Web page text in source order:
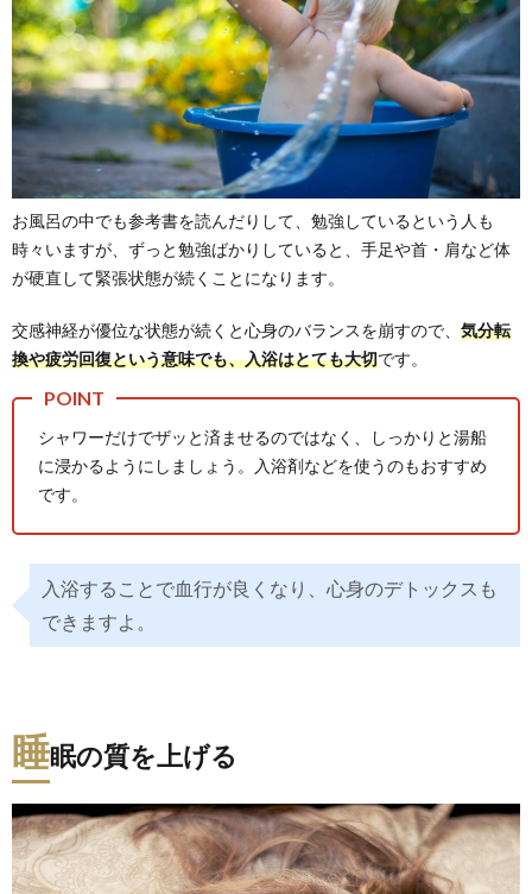
お風呂の中でも参考書を読んだりして、勉強しているという人も
時々いますが、ずっと勉強ばかりしていると、手足や首・肩など体
が硬直して緊張状態が続くことになります。
交感神経が優位な状態が続くと心身のバランスを崩すので、 気分転
換や疲労回復という意味でも、入浴はとても大切です。
シャワーだけでザッと済ませるのではなく、しっかりと湯船
に浸かるようにしましょう。入浴剤などを使うのもおすすめ
です。
入浴することで血行が良くなり、心身のデトックスも
できますよ。
睡眠の質を上げる